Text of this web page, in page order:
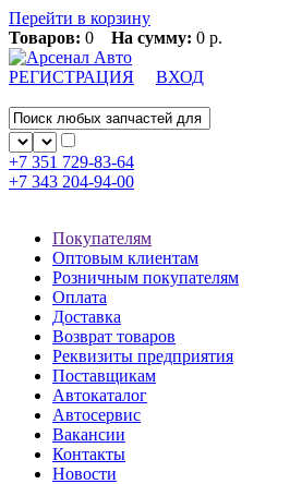
Перейти в корзину
Товаров: 0 На сумму: 0 р.
РЕГИСТРАЦИЯ ВХОД
+7 351 729-83-64
+7 343 204-94-00
Покупателям
Оптовым клиентам
Розничным покупателям
Оплата
Доставка
Возврат товаров
Реквизиты предприятия
Поставщикам
Автокаталог
Автосервис
Вакансии
Контакты
Новости